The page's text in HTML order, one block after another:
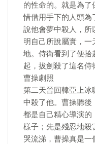
的性命的。就是為
惜借用手下的人頭為
說他會夢中殺人，所
明自己所說屬實，
地。侍衛看到了便拾
起，拔劍殺了這名侍
曹操劇照
第二天晉回韓亞上冰
中殺了他。曹操聽後
都是自己精心導演的
樣子；先是殘忍地殺
哭流涕，曹操真是